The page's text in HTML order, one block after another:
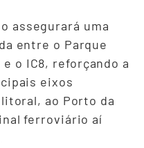
assegurará uma
entre o Parque
o IC8, reforçando a
eixos
ao Porto da
ferroviário aí